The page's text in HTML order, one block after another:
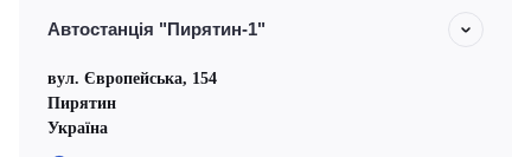
Автостанція "Пирятин-1"
вул. Європейська, 154
Пирятин
Україна